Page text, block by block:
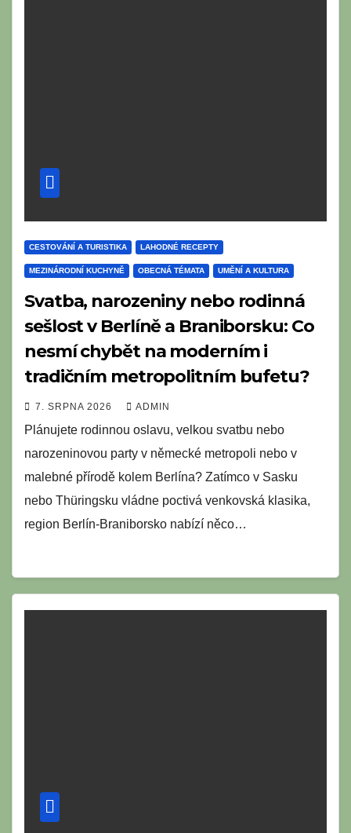
CESTOVÁNÍ A TURISTIKA LAHODNÉ RECEPTY
MEZINÁRODNÍ KUCHYNĚ OBECNÁ TÉMATA UMĚNÍ A KULTURA
Svatba, narozeniny nebo rodinná
sešlost v Berlíně a Braniborsku: Co
nesmí chybět na moderním i
tradičním metropolitním bufetu?
7. SRPNA 2026 ADMIN
Plánujete rodinnou oslavu, velkou svatbu nebo
narozeninovou party v německé metropoli nebo v
malebné přírodě kolem Berlína? Zatímco v Sasku
nebo Thüringsku vládne poctivá venkovská klasika,
region Berlín-Braniborsko nabízí něco…